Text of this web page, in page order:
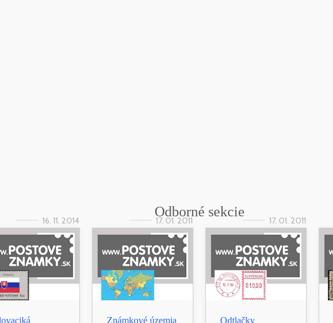
Odborné sekcie
16. 11. 2014 17. 01. 2011
Známkové územia
17. 01. 2011
Odtlačky